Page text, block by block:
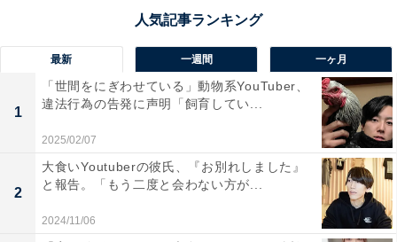
最新 一週間 一ヶ月
1
「世間をにぎわせている」動物系YouTuber、
違法行為の告発に声明「飼育してい...
2025/02/07
2
大食いYoutuberの彼氏、『お別れしました』
と報告。「もう二度と会わない方が...
2024/11/06